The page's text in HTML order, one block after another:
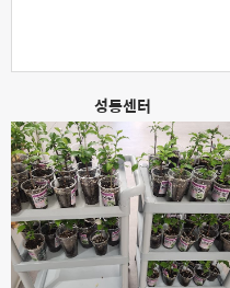
성동센터